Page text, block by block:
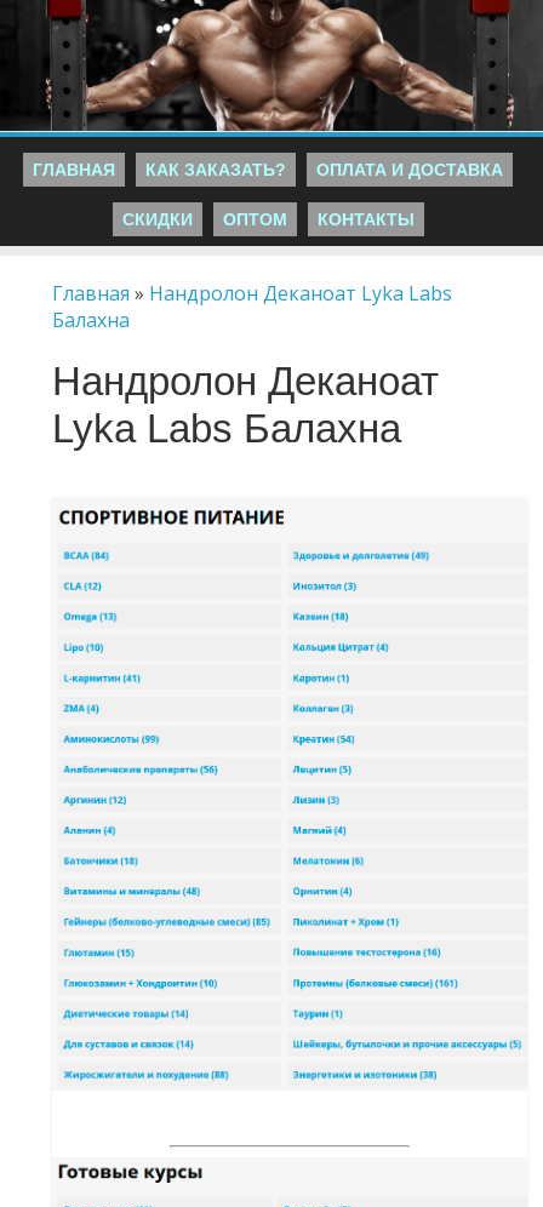
ГЛАВНАЯ КАК ЗАКАЗАТЬ? ОПЛАТА И ДОСТАВКА
СКИДКИ ОПТОМ КОНТАКТЫ
Главная » Нандролон Деканоат Lyka Labs
Балахна
Нандролон Деканоат
Lyka Labs Балахна